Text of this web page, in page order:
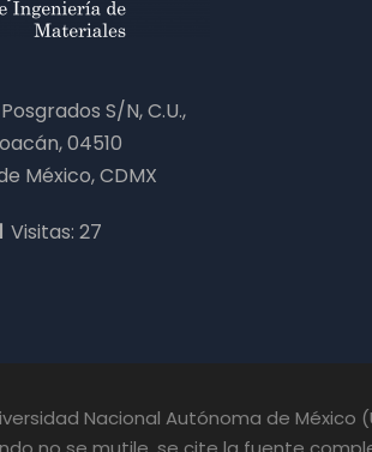
S/N, C.U.,
04510
México, CDMX
Visitas: 27
Nacional Autónoma de